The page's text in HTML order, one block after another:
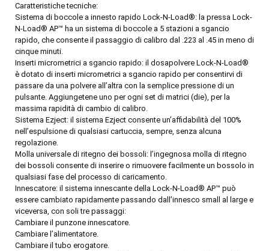
Caratteristiche tecniche:
Sistema di boccole a innesto rapido Lock-N-Load®: la pressa Lock-
N-Load® AP™ ha un sistema di boccole a 5 stazioni a sgancio
rapido, che consente il passaggio di calibro dal .223 al .45 in meno di
cinque minuti.
Inserti micrometrici a sgancio rapido: il dosapolvere Lock-N-Load®
è dotato di inserti micrometrici a sgancio rapido per consentirvi di
passare da una polvere all’altra con la semplice pressione di un
pulsante. Aggiungetene uno per ogni set di matrici (die), per la
massima rapidità di cambio di calibro.
Sistema Ezject: il sistema Ezject consente un’affidabilità del 100%
nell’espulsione di qualsiasi cartuccia, sempre, senza alcuna
regolazione.
Molla universale di ritegno dei bossoli: l’ingegnosa molla di ritegno
dei bossoli consente di inserire o rimuovere facilmente un bossolo in
qualsiasi fase del processo di caricamento.
Innescatore: il sistema innescante della Lock-N-Load® AP™ può
essere cambiato rapidamente passando dall’innesco small al large e
viceversa, con soli tre passaggi:
Cambiare il punzone innescatore.
Cambiare l’alimentatore.
Cambiare il tubo erogatore.